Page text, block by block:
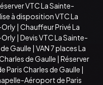
VTC La Sainte-
à disposition VTC La
| Chauffeur Privé La
| Devis VTC La Sainte-
Gaulle | VAN 7 places La
de Gaulle | Réserver
Paris Charles de Gaulle |
Aéroport de Paris